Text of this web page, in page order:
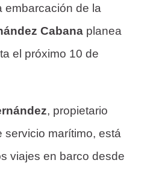
embarcación de la
Cabanaplanea
el próximo 10 de
, propietario
servicio marítimo, está
viajes en barco desde